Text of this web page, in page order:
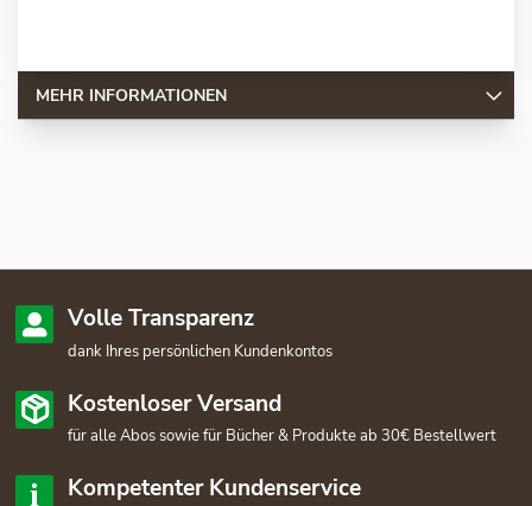
MEHR INFORMATIONEN
Volle Transparenz
dank Ihres persönlichen Kundenkontos
Kostenloser Versand
für alle Abos sowie für Bücher & Produkte ab 30€ Bestellwert
Kompetenter Kundenservice